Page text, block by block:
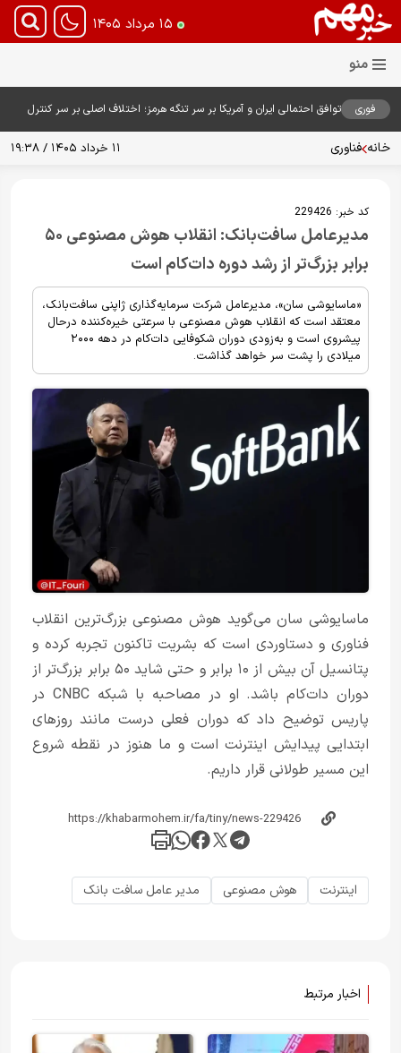
۱۵ مرداد ۱۴۰۵
فوری
توافق احتمالی ایران و آمریکا بر سر تنگه هرمز؛ اختلاف اصلی بر سر کنترل
خانه فناوری ۱۱ خرداد ۱۴۰۵ / ۱۹:۳۸
کد خبر: 229426
مدیرعامل سافت‌بانک: انقلاب هوش مصنوعی ۵۰
برابر بزرگ‌تر از رشد دوره دات‌کام است
«ماسایوشی سان»، مدیرعامل شرکت سرمایه‌گذاری ژاپنی سافت‌بانک،
معتقد است که انقلاب هوش مصنوعی با سرعتی خیره‌کننده درحال
پیشروی است و به‌زودی دوران شکوفایی دات‌کام در دهه ۲۰۰۰
میلادی را پشت سر خواهد گذاشت.
ماسایوشی سان می‌گوید هوش مصنوعی بزرگ‌ترین انقلاب
فناوری و دستاوردی است که بشریت تاکنون تجربه کرده و
پتانسیل آن بیش از ۱۰ برابر و حتی شاید ۵۰ برابر بزرگ‌تر از
دوران دات‌کام باشد. او در مصاحبه با شبکه CNBC در
پاریس توضیح داد که دوران فعلی درست مانند روزهای
ابتدایی پیدایش اینترنت است و ما هنوز در نقطه شروع
این مسیر طولانی قرار داریم.
اینترنت هوش مصنوعی مدیر عامل سافت بانک
اخبار مرتبط